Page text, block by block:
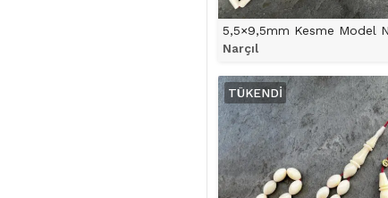
Narçıl
ÜRÜNÜ İNCELE
TÜKENDI